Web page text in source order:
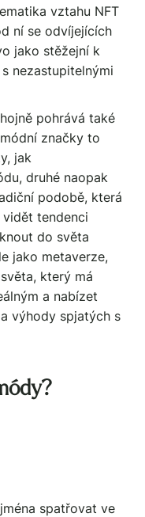
vztahu NFT
ní se odvíjejících
jako stěžejní k
nezastupitelnými
pohrává také
značky to
jak
druhé naopak
podobě, která
tendenci
do světa
jako metaverze,
který má
a nabízet
výhody spjatých s
spatřovat ve